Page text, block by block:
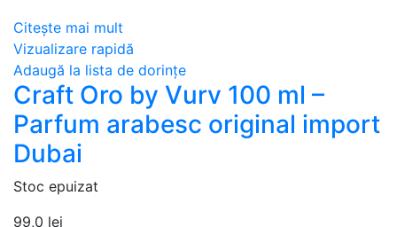
Citește mai mult
Vizualizare rapidă
Adaugă la lista de dorințe
Craft Oro by Vurv 100 ml –
Parfum arabesc original import
Dubai
Stoc epuizat
99,0 lei